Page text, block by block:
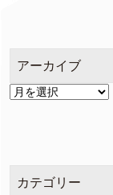
アーカイブ
ア
カテゴリー